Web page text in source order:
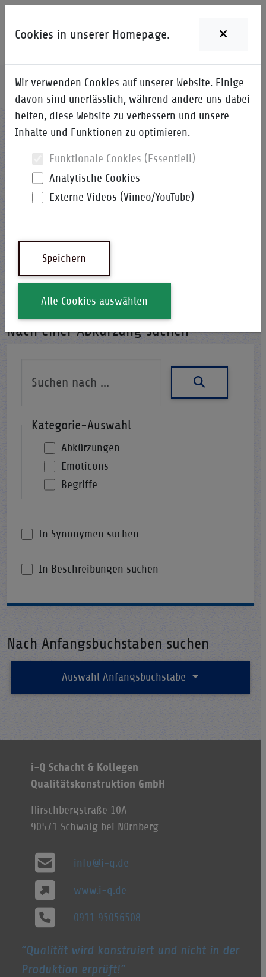
Home i-Qpedia Detail zum Begriff
Ch
Champion
i-Qpedia Abkürzung
Nach einer Abkürzung suchen
Kategorie-Auswahl
Abkürzungen
Emoticons
Begriffe
In Synonymen suchen
In Beschreibungen suchen
Nach Anfangsbuchstaben suchen
Auswahl Anfangsbuchstabe
i-Q Schacht & Kollegen
Qualitätskonstruktion GmbH
Hirschbergstraße 10A
90571 Schwaig bei Nürnberg
info@i-q.de
www.i-q.de
0911 95056508
Qualität wird konstruiert und nicht in der
Produktion erprüft!
Cookies in unserer Homepage.
Wir verwenden Cookies auf unserer Website. Einige
davon sind unerlässlich, während andere uns dabei
helfen, diese Website zu verbessern und unsere
Inhalte und Funktionen zu optimieren.
Funktionale Cookies (Essentiell)
Analytische Cookies
Externe Videos (Vimeo/YouTube)
Speichern
Alle Cookies auswählen